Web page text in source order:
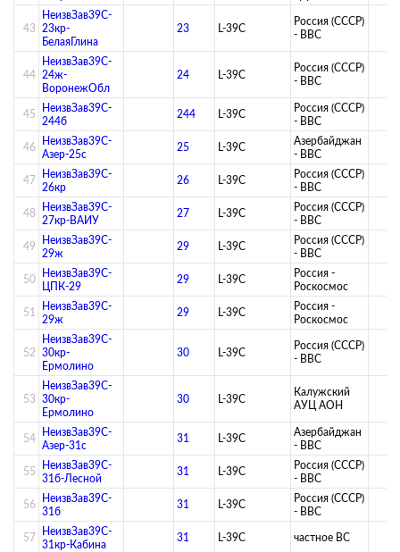
43
НеизвЗав39C-
23кр-
БелаяГлина
23 L-39C
Россия (СССР)
- ВВС
44
НеизвЗав39C-
24ж-
ВоронежОбл
24 L-39C
Россия (СССР)
- ВВС
45
НеизвЗав39C-
244б
244 L-39C
Россия (СССР)
- ВВС
46 НеизвЗав39C-
Азер-25с
25 L-39C
Азербайджан
- ВВС
47 НеизвЗав39C-
26кр
26 L-39C
Россия (СССР)
- ВВС
48
НеизвЗав39C-
27кр-ВАИУ
27 L-39C
Россия (СССР)
- ВВС
49
НеизвЗав39C-
29ж
29 L-39C
Россия (СССР)
- ВВС
50 НеизвЗав39C-
ЦПК-29
29 L-39C
Россия -
Роскосмос
51
НеизвЗав39C-
29ж
29 L-39C
Россия -
Роскосмос
52
НеизвЗав39C-
30кр-
Ермолино
30 L-39C
Россия (СССР)
- ВВС
53
НеизвЗав39C-
30кр-
Ермолино
30 L-39C
Калужский
АУЦ АОН
54 НеизвЗав39C-
Азер-31с
31 L-39C
Азербайджан
- ВВС
55
НеизвЗав39C-
31б-Лесной
31 L-39C
Россия (СССР)
- ВВС
56 НеизвЗав39C-
31б
31 L-39C
Россия (СССР)
- ВВС
57 НеизвЗав39C-
31кр-Кабина
31 L-39C ­частное ВС­